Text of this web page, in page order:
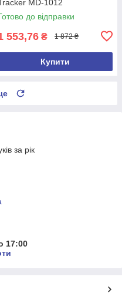
MD-1012
до відправки
553,76 ₴ 1 872 ₴
Купити
за рік
17:00